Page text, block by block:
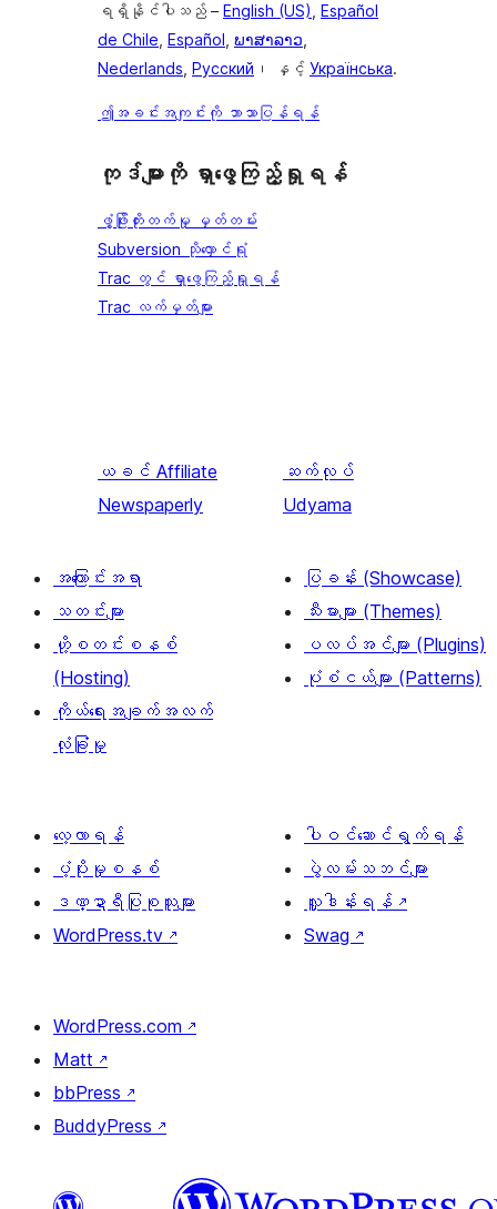
ရရှိနိုင်ပါသည် – English (US) Español
de Chile Español ພາສາລາວ
Nederlands Русский ၊ နှင့် Українська.
ဤအခင်းအကျင်းကို ဘာသာပြန်ရန်
ကုဒ်များကို ရှာဖွေကြည့်ရှုရန်
ဖွံ့ဖြိုးတိုးတက်မှု မှတ်တမ်း
Subversion သိုလှောင်ရုံ
Trac တွင် ရှာဖွေကြည့်ရှုရန်
Trac လက်မှတ်များ
ယခင် Affiliate
Newspaperly
ဆက်လုပ်
Udyama
အကြောင်းအရာ
သတင်းများ
ဟို့စတင်းစနစ်
(Hosting)
ကိုယ်ရေးအချက်အလက်
လုံခြုံမှု
ပြခန်း (Showcase)
သီးမားများ (Themes)
ပလပ်အင်များ (Plugins)
ပုံစံငယ်များ (Patterns)
လေ့လာရန်
ပံ့ပိုးမှုစနစ်
ဒဏ္ဍာရီပြုစုသူများ
WordPress.tv ↗
ပါဝင်ဆောင်ရွက်ရန်
ပွဲလမ်းသဘင်များ
လှူဒါန်းရန် ↗
Swag ↗
WordPress.com ↗
Matt ↗
bbPress ↗
BuddyPress ↗